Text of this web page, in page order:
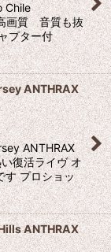
Chile
画質 音質も抜
プター付
ANTHRAX
ANTHRAX
復活ライヴ オ
す プロショッ
ANTHRAX